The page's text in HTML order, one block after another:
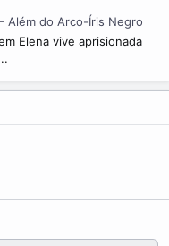
Além do Arco-Íris Negro
Elena vive aprisionada